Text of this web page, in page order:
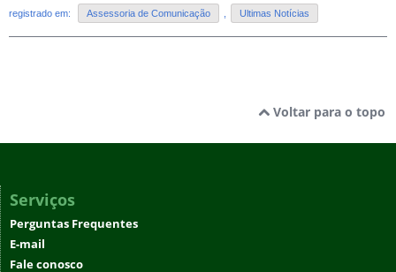
registrado em: Assessoria de Comunicação Ultimas Notícias
Voltar para o topo
Serviços
Perguntas Frequentes
E-mail
Fale conosco